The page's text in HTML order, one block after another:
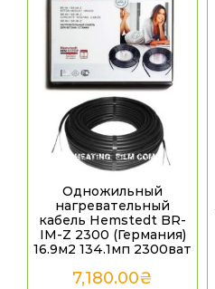
Одножильный
нагревательный
кабель Hemstedt BR-
IM-Z 2300 (Германия)
16.9м2 134.1мп 2300ват
7,180.00₴